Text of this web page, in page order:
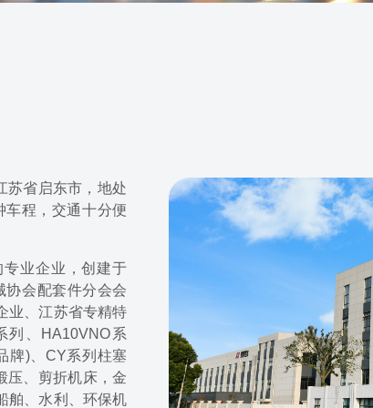
苏省启东市，地处
车程，交通十分便
业企业，创建于
协会配套件分会会
业、江苏省专精特
列、HA10VNO系
牌)、CY系列柱塞
压、剪折机床，金
舶、水利、环保机